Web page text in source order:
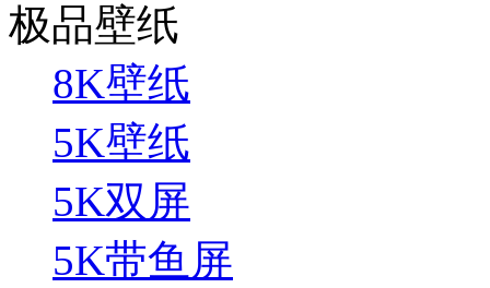
极品壁纸
8K壁纸
5K壁纸
5K双屏
5K带鱼屏